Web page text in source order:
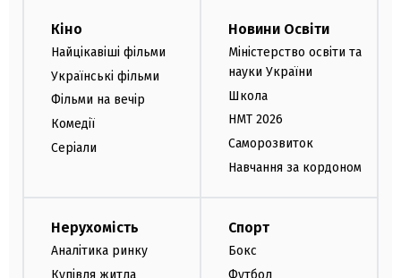
Кіно
Найцікавіші фільми
Українські фільми
Фільми на вечір
Комедії
Серіали
Новини Освіти
Міністерство освіти та
науки України
Школа
НМТ 2026
Саморозвиток
Навчання за кордоном
Нерухомість
Аналітика ринку
Купівля житла
Спорт
Бокс
Футбол